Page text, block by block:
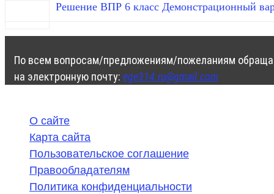
Решение ВПР 6 класс Демонстрационный
По всем вопросам/предложениям/пожеланиям
на электронную почту: ege314.ru@gmail.com
О сайте
Карта сайта
Пользовательское соглашение
Правообладателям
Политика конфиденциальности